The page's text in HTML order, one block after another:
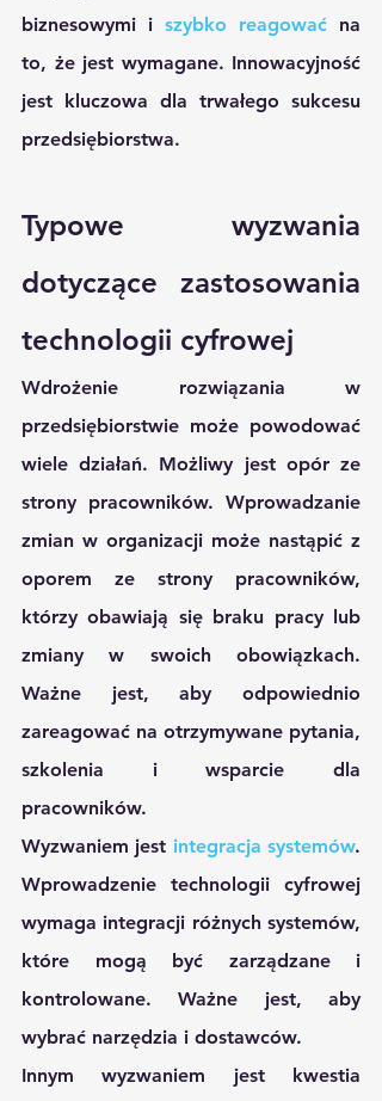
biznesowymi i szybko reagować na
to, że jest wymagane. Innowacyjność
jest kluczowa dla trwałego sukcesu
przedsiębiorstwa.
Typowe wyzwania
dotyczące zastosowania
technologii cyfrowej
Wdrożenie rozwiązania w
przedsiębiorstwie może powodować
wiele działań. Możliwy jest opór ze
strony pracowników. Wprowadzanie
zmian w organizacji może nastąpić z
oporem ze strony pracowników,
którzy obawiają się braku pracy lub
zmiany w swoich obowiązkach.
Ważne jest, aby odpowiednio
zareagować na otrzymywane pytania,
szkolenia i wsparcie dla
pracowników.
Wyzwaniem jest integracja systemów.
Wprowadzenie technologii cyfrowej
wymaga integracji różnych systemów,
które mogą być zarządzane i
kontrolowane. Ważne jest, aby
wybrać narzędzia i dostawców.